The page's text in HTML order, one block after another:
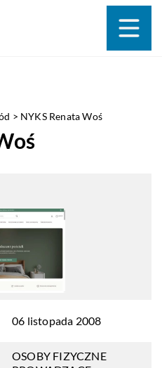
> NYKS Renata Woś
06 listopada 2008
OSOBY FIZYCZNE